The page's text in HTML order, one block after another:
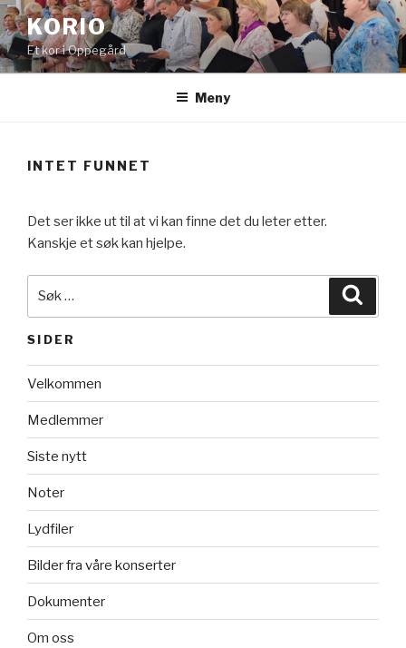
Gå
til
innhold
KORIO
Et kor i Oppegård
Meny
INTET FUNNET
Det ser ikke ut til at vi kan finne det du leter etter.
Kanskje et søk kan hjelpe.
SIDER
Velkommen
Medlemmer
Siste nytt
Noter
Lydfiler
Bilder fra våre konserter
Dokumenter
Om oss